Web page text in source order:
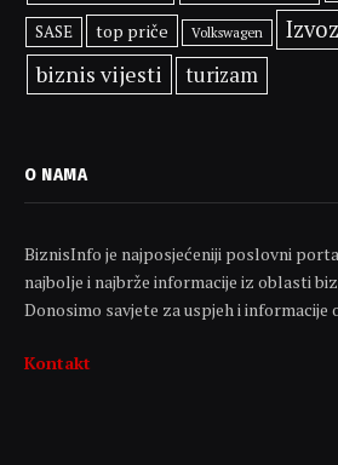
SASE top priče Volkswagen Izvoz
biznis vijesti turizam
O NAMA
BiznisInfo je najposjećeniji poslovni
najbolje i najbrže informacije iz oblasti
Donosimo savjete za uspjeh i informacije
Kontakt